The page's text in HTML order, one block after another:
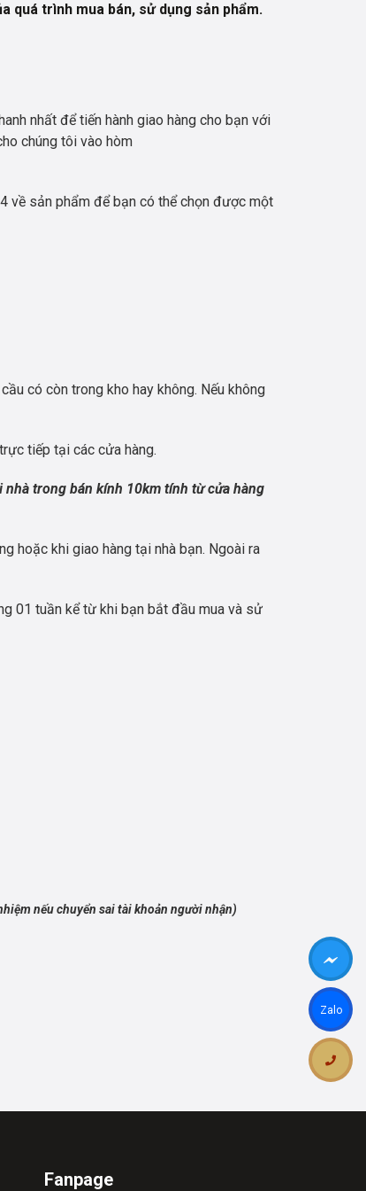
quá trình mua bán, sử dụng sản phẩm.
nhất để tiến hành giao hàng cho bạn với
chúng tôi vào hòm
về sản phẩm để bạn có thể chọn được một
có còn trong kho hay không. Nếu không
tiếp tại các cửa hàng.
trong bán kính 10km tính từ cửa hàng
hoặc khi giao hàng tại nhà bạn. Ngoài ra
01 tuần kể từ khi bạn bắt đầu mua và sử
nếu chuyển sai tài khoản người nhận)
Fanpage
Zalo